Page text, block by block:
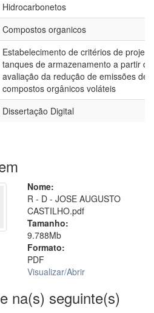
Hidrocarbonetos
Compostos organicos
Estabelecimento de critérios de
tanques de armazenamento a partir da
avaliação da redução de emissões de
compostos orgânicos voláteis
Dissertação Digital
Nome:
R - D - JOSE AUGUSTO
CASTILHO.pdf
Tamanho:
9.788Mb
Formato:
PDF
Visualizar/Abrir
na(s) seguinte(s)